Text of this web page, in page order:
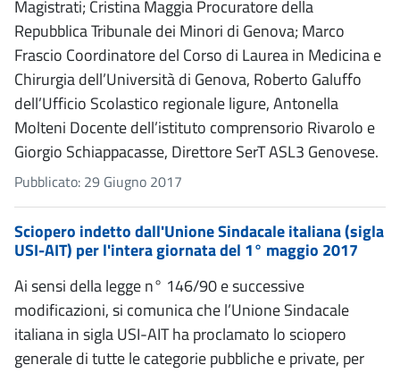
Magistrati; Cristina Maggia Procuratore della
Repubblica Tribunale dei Minori di Genova; Marco
Frascio Coordinatore del Corso di Laurea in Medicina e
Chirurgia dell’Università di Genova, Roberto Galuffo
dell’Ufficio Scolastico regionale ligure, Antonella
Molteni Docente dell’istituto comprensorio Rivarolo e
Giorgio Schiappacasse, Direttore SerT ASL3 Genovese.
Pubblicato: 29 Giugno 2017
Sciopero indetto dall'Unione Sindacale italiana (sigla
USI-AIT) per l'intera giornata del 1° maggio 2017
Ai sensi della legge n° 146/90 e successive
modificazioni, si comunica che l’Unione Sindacale
italiana in sigla USI-AIT ha proclamato lo sciopero
generale di tutte le categorie pubbliche e private, per